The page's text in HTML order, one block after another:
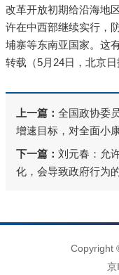
改革开放初期给沿海地
许在中西部继续实行，
埔寨等东南亚国家。这
转载（5月24日，北京日
上一篇： 全国政协委
增速目标，对全面小
下一篇： 刘元春：允
化，会导致政府行为
Copyright
京